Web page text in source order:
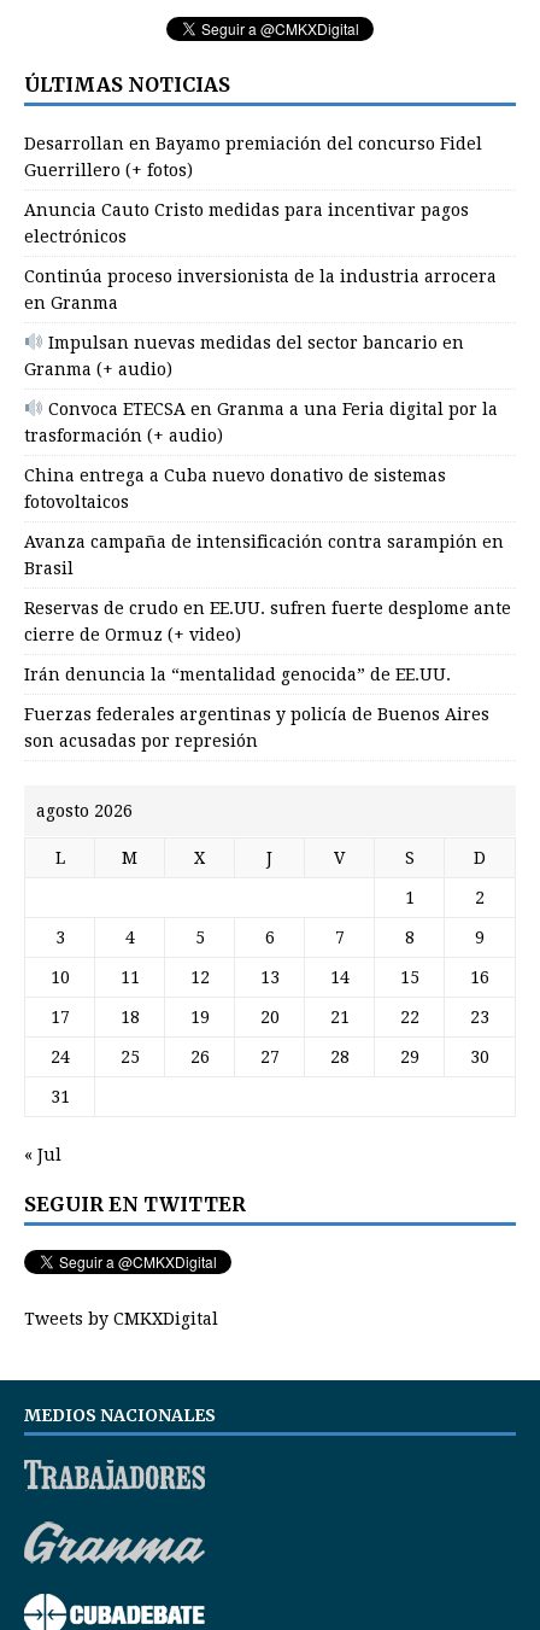
ÚLTIMAS NOTICIAS
Desarrollan en Bayamo premiación del concurso Fidel
Guerrillero (+ fotos)
Anuncia Cauto Cristo medidas para incentivar pagos
electrónicos
Continúa proceso inversionista de la industria arrocera
en Granma
Impulsan nuevas medidas del sector bancario en
Granma (+ audio)
Convoca ETECSA en Granma a una Feria digital por la
trasformación (+ audio)
China entrega a Cuba nuevo donativo de sistemas
fotovoltaicos
Avanza campaña de intensificación contra sarampión en
Brasil
Reservas de crudo en EE.UU. sufren fuerte desplome ante
cierre de Ormuz (+ video)
Irán denuncia la “mentalidad genocida” de EE.UU.
Fuerzas federales argentinas y policía de Buenos Aires
son acusadas por represión
agosto 2026
L M X J V S D
1 2
3 4 5 6 7 8 9
10 11 12 13 14 15 16
17 18 19 20 21 22 23
24 25 26 27 28 29 30
31
« Jul
SEGUIR EN TWITTER
Tweets by CMKXDigital
MEDIOS NACIONALES